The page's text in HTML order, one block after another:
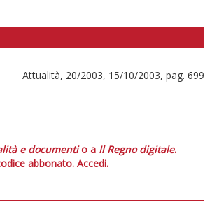
Attualità, 20/2003, 15/10/2003, pag. 699
e documentio a Il Regno digitale.
abbonato. Accedi.